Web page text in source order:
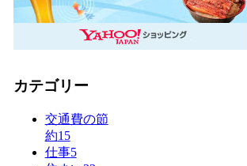
カテゴリー
交通費の節
約15
仕事5